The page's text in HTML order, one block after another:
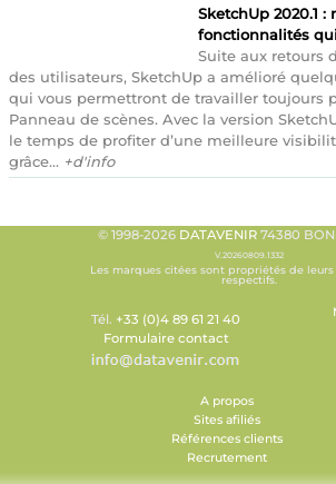
SketchUp 2020.1 :
fonctionnalités
Suite aux retours
des utilisateurs, SketchUp a amélioré
qui vous permettront de travailler toujours
Panneau de scènes. Avec la version
le temps de profiter d’une meilleure
grâce... +d'info
© 1998-2026 DATAVENIR74380
V.20260809.1332
Les marques citées sont propriétés de
respectifs.
Tél. +33 (0)4 89 61 21 40
Formulaire contact
A propos
Sites afiliés
Références clients
Recrutement